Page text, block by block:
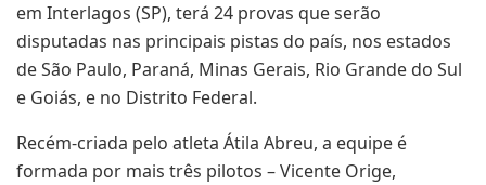
em Interlagos (SP), terá 24 provas que serão
disputadas nas principais pistas do país, nos estados
de São Paulo, Paraná, Minas Gerais, Rio Grande do Sul
e Goiás, e no Distrito Federal.
Recém-criada pelo atleta Átila Abreu, a equipe é
formada por mais três pilotos – Vicente Orige,